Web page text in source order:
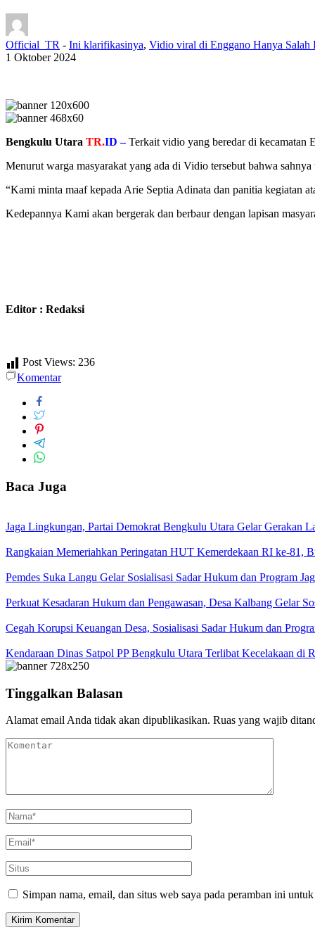
Official_TR - Ini klarifikasinya, Vidio viral di Enggano Hanya Salah
1 Oktober 2024
Bengkulu Utara TR.ID –Terkait vidio yang beredar di kecamatan
Menurut warga masyarakat yang ada di Vidio tersebut bahwa
“Kami minta maaf kepada Arie Septia Adinata dan panitia kegiatan
Kedepannya Kami akan bergerak dan berbaur dengan lapisan
Editor : Redaksi
Post Views: 236
Komentar
Baca Juga
Jaga Lingkungan, Partai Demokrat Bengkulu Utara Gelar Gerakan
Rangkaian Memeriahkan Peringatan HUT Kemerdekaan RI ke-81,
Pemdes Suka Langu Gelar Sosialisasi Sadar Hukum dan Program
Perkuat Kesadaran Hukum dan Pengawasan, Desa Kalbang Gelar
Cegah Korupsi Keuangan Desa, Sosialisasi Sadar Hukum dan
Kendaraan Dinas Satpol PP Bengkulu Utara Terlibat Kecelakaan di
Tinggalkan Balasan
Alamat email Anda tidak akan dipublikasikan. Ruas yang wajib
Simpan nama, email, dan situs web saya pada peramban ini